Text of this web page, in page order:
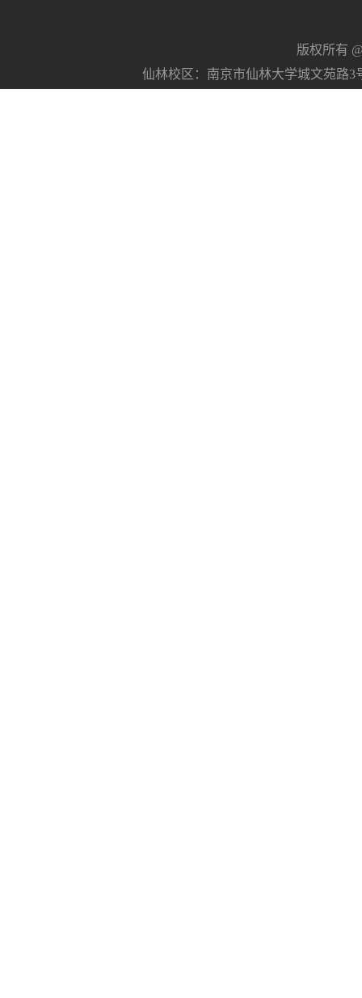
版权所有
仙林校区：南京市仙林大学城文苑路3